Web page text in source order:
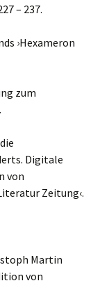
– 237.
›Hexameron
zum
Digitale
von
Zeitung‹.
Martin
von